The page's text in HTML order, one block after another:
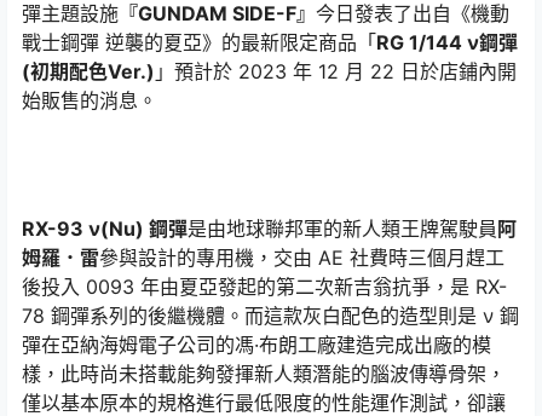
彈主題設施 『GUNDAM SIDE-F』 今日發表了出自《機動
戰士鋼彈 逆襲的夏亞》的最新限定商品「RG 1/144 ν鋼彈
(初期配色Ver.) 」預計於 2023 年 12 月 22 日於店鋪內開
始販售的消息。
RX-93 ν(Nu) 鋼彈是由地球聯邦軍的新人類王牌駕駛員 阿
姆羅．雷參與設計的專用機，交由 AE 社費時三個月趕工
後投入 0093 年由夏亞發起的第二次新吉翁抗爭，是 RX-
78 鋼彈系列的後繼機體。而這款灰白配色的造型則是 ν 鋼
彈在亞納海姆電子公司的馮·布朗工廠建造完成出廠的模
樣，此時尚未搭載能夠發揮新人類潛能的腦波傳導骨架，
僅以基本原本的規格進行最低限度的性能運作測試，卻讓